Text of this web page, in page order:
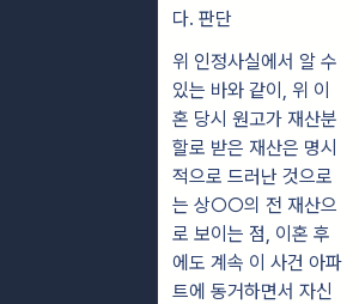
다. 판단
위 인정사실에서 알 수
있는 바와 같이, 위 이
혼 당시 원고가 재산분
할로 받은 재산은 명시
적으로 드러난 것으로
는 상○○의 전 재산으
로 보이는 점, 이혼 후
에도 계속 이 사건 아파
트에 동거하면서 자신